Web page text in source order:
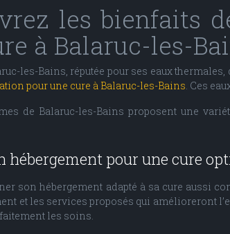
les bienfaits
à Balaruc-les-
les-Bains, réputée pour ses eaux
pour une cure à Balaruc-les-Bains. Ces
de Balaruc-les-Bains proposent une
hébergement pour une cure
son hébergement adapté à sa cure aussi
et les services proposés qui amélioreront
les soins.